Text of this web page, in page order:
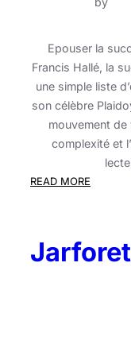
Epouser la
Francis Hallé, la
une simple liste
son célèbre
mouvement de
complexité et
READ MORE
végétale